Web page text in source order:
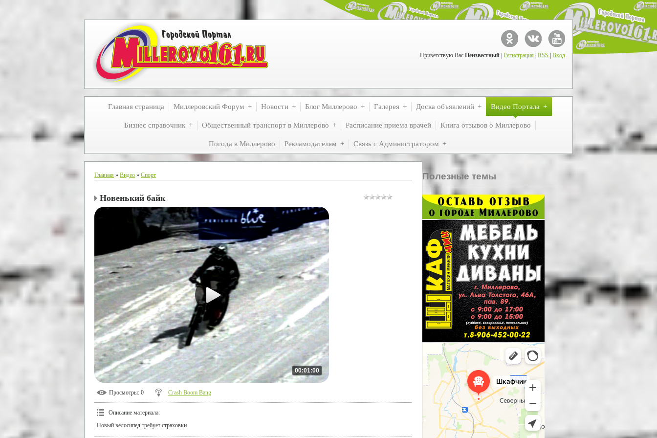
Приветствую Вас Неизвестный Регистрация RSS Вход
Главная страница Миллеровский Форум Новости Блог Миллерово Галерея Доска объявлений Видео Портала
Бизнес справочник Общественный транспорт в Миллерово Расписание приема врачей Книга отзывов о Миллерово
Погода в Миллерово Рекламодателям Связь с Администратором
Главная » Видео » Спорт
Новенький байк
00:01:00
Просмотры: 0 Crash Boom Bang
Описание материала:
Новый велосипед требует страховки.
Полезные темы